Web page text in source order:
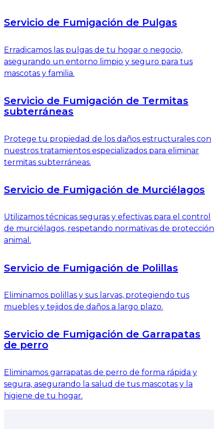
Servicio de Fumigación de Pulgas
Erradicamos las pulgas de tu hogar o negocio,
asegurando un entorno limpio y seguro para tus
mascotas y familia.
Servicio de Fumigación de Termitas
subterráneas
Protege tu propiedad de los daños estructurales con
nuestros tratamientos especializados para eliminar
termitas subterráneas.
Servicio de Fumigación de Murciélagos
Utilizamos técnicas seguras y efectivas para el control
de murciélagos, respetando normativas de protección
animal.
Servicio de Fumigación de Polillas
Eliminamos polillas y sus larvas, protegiendo tus
muebles y tejidos de daños a largo plazo.
Servicio de Fumigación de Garrapatas
de perro
Eliminamos garrapatas de perro de forma rápida y
segura, asegurando la salud de tus mascotas y la
higiene de tu hogar.